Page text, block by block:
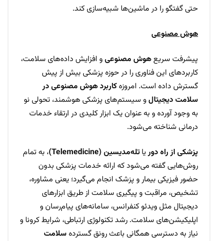
حتی گفتگو را در ماشین‌ها شبیه‌سازی کند.
هوش مصنوعی
پیشرفت سریعهوش مصنوعیو افزایش داده‌های سلامت،
کاربردهای این فناوری را در حوزه پزشکی بیش از پیش
گسترش داده است. امروزهکاربرد هوش مصنوعی در
سلامت دیجیتالو سیستم‌های پزشکی هوشمند، تحولی نو
به وجود آورده و به عنوان یک ابزار کلیدی در ارتقاء خدمات
درمانی شناخته می‌شود.
پزشکی از راه دوریا تله‌مدیسین (Telemedicine)
، به تمام
روش‌هایی گفته می‌شود که ارائه خدمات پزشکی بدون
حضور فیزیکی بیمار و پزشک انجام می‌گیرد؛ یعنی مشاوره،
تشخیص، مراقبت و پیگیری سلامت از طریق ابزارهای
دیجیتال مثل ویدئو کنفرانس، سامانه‌های پیام‌رسان و
اپلیکیشن‌های سلامت. رشد تکنولوژی ارتباطی، شرایط کرونا و
نیاز به دسترسی همگانی باعث رونق گسترده سلامت